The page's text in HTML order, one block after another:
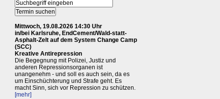
Mittwoch, 19.08.2026 14:30 Uhr
in/bei Karlsruhe, EndCement/Wald-statt-
Asphalt-Zelt auf dem System Change Camp
(SCC)
Kreative Antirepression
Die Begegnung mit Polizei, Justiz und
anderen Repressionsorganen ist
unangenehm - und soll es auch sein, da es
um Einschüchterung und Strafe geht. Es
macht Sinn, sich vor Repression zu schützen.
[mehr]